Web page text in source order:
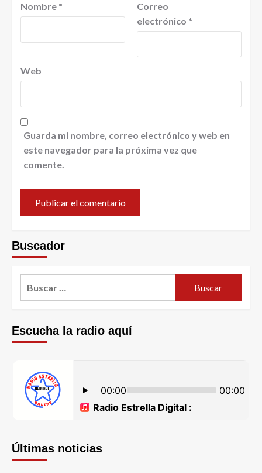
Nombre *
Correo
electrónico *
Web
Guarda mi nombre, correo electrónico y web en
este navegador para la próxima vez que
comente.
Buscador
Escucha la radio aquí
Últimas noticias